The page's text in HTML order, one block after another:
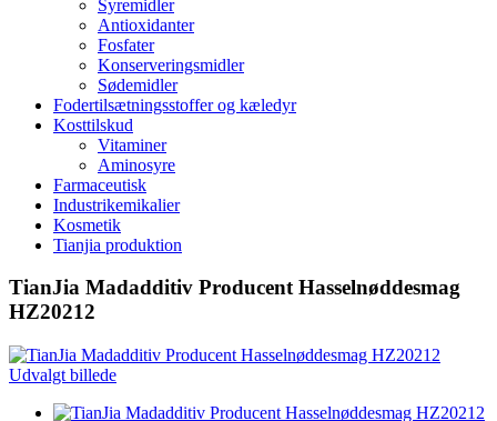
Syremidler
Antioxidanter
Fosfater
Konserveringsmidler
Sødemidler
Fodertilsætningsstoffer og kæledyr
Kosttilskud
Vitaminer
Aminosyre
Farmaceutisk
Industrikemikalier
Kosmetik
Tianjia produktion
TianJia Madadditiv Producent Hasselnøddesmag
HZ20212